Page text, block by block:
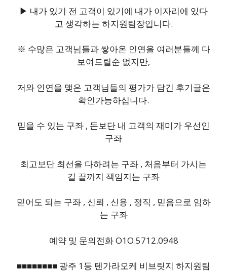
▶ 내가 있기 전 고객이 있기에 내가 이자리에 있다
고 생각하는 하지원팀장입니다.
※ 수많은 고객님들과 쌓아온 인연을 여러분들께 다
보여드릴순 없지만,
저와 인연을 맺은 고객님들의 평가가 담긴 후기글은
확인가능하십니다.
믿을 수 있는 구좌 , 돈보단 내 고객의 재미가 우선인
구좌
최고보단 최선을 다하려는 구좌 , 처음부터 가시는
길 끝까지 책임지는 구좌
믿어도 되는 구좌 , 신뢰 , 신용 , 정직 , 믿음으로 임하
는 구좌
예약 및 문의전화 O1O.5712.0948
■■■■■■■■ 광주 1등 텐가라오케 비브릿지 하지원팀